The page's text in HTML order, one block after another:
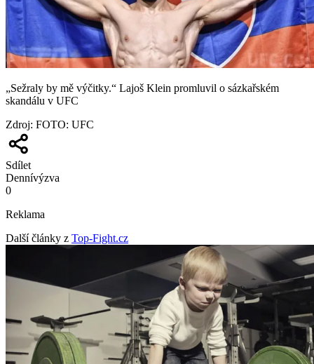
„Sežraly by mě výčitky.“ Lajoš Klein promluvil o sázkařském
skandálu v UFC
Zdroj: FOTO: UFC
Sdílet
Dennívýzva
0
Reklama
Další články z Top-Fight.cz